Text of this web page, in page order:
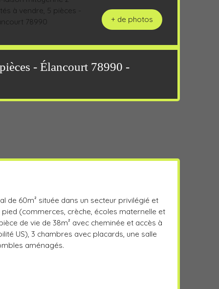
+ de photos
- Élancourt 78990 -
de 60m² située dans un secteur privilégié et
(commerces, crèche, écoles maternelle et
de vie de 38m² avec cheminée et accès à
US), 3 chambres avec placards, une salle
aménagés.